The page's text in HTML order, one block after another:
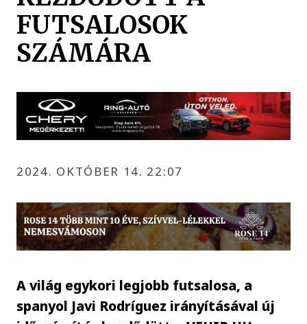
FUTSALOSOK
SZÁMÁRA
2024. OKTÓBER 14. 22:07
A világ egykori legjobb futsalosa, a
spanyol Javi Rodríguez irányításával új